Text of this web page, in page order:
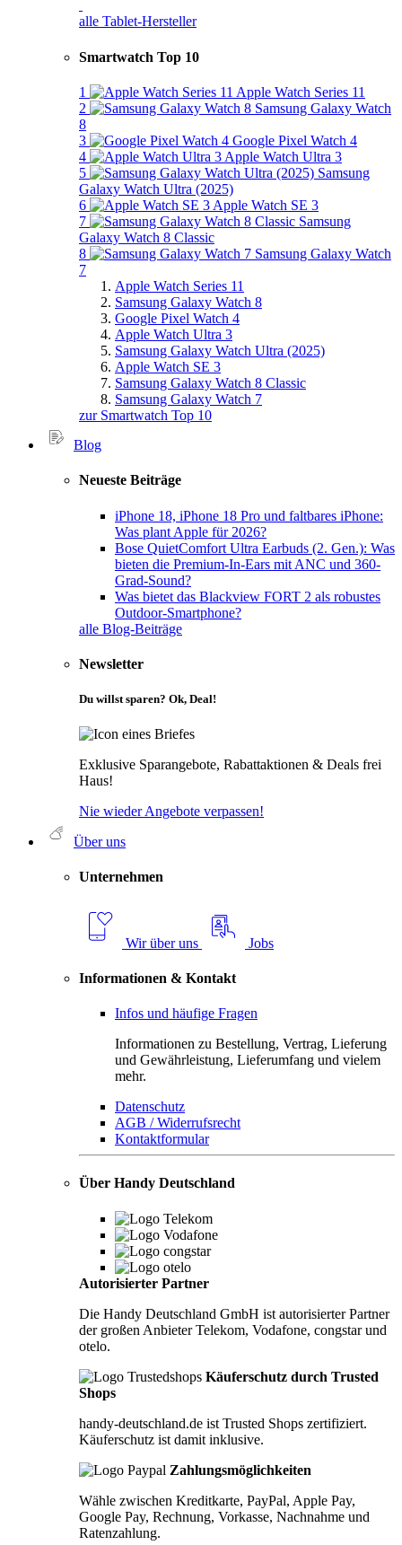
alle Tablet-Hersteller
Smartwatch Top 10
1
Apple Watch Series 11
2
Samsung Galaxy Watch
8
3
Google Pixel Watch 4
4
Apple Watch Ultra 3
5
Samsung
Galaxy Watch Ultra (2025)
6
Apple Watch SE 3
7
Samsung
Galaxy Watch 8 Classic
8
Samsung Galaxy Watch
7
Apple Watch Series 11
Samsung Galaxy Watch 8
Google Pixel Watch 4
Apple Watch Ultra 3
Samsung Galaxy Watch Ultra (2025)
Apple Watch SE 3
Samsung Galaxy Watch 8 Classic
Samsung Galaxy Watch 7
zur Smartwatch Top 10
Blog
Neueste Beiträge
iPhone 18, iPhone 18 Pro und faltbares iPhone:
Was plant Apple für 2026?
Bose QuietComfort Ultra Earbuds (2. Gen.): Was
bieten die Premium-In-Ears mit ANC und 360-
Grad-Sound?
Was bietet das Blackview FORT 2 als robustes
Outdoor-Smartphone?
alle Blog-Beiträge
Newsletter
Du willst sparen? Ok, Deal!
Exklusive Sparangebote, Rabattaktionen & Deals frei
Haus!
Nie wieder Angebote verpassen!
Über uns
Unternehmen
Wir über uns Jobs
Informationen & Kontakt
Infos und häufige Fragen
Informationen zu Bestellung, Vertrag, Lieferung
und Gewährleistung, Lieferumfang und vielem
mehr.
Datenschutz
AGB / Widerrufsrecht
Kontaktformular
Über Handy Deutschland
Autorisierter Partner
Die Handy Deutschland GmbH ist autorisierter Partner
der großen Anbieter Telekom, Vodafone, congstar und
otelo.
Käuferschutz durch Trusted
Shops
handy-deutschland.de ist Trusted Shops zertifiziert.
Käuferschutz ist damit inklusive.
Zahlungsmöglichkeiten
Wähle zwischen Kreditkarte, PayPal, Apple Pay,
Google Pay, Rechnung, Vorkasse, Nachnahme und
Ratenzahlung.